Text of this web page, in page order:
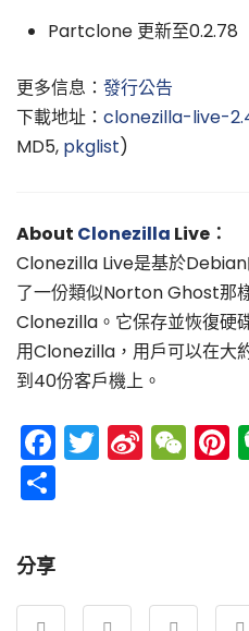
Partclone 更新至0.2.78
更多信息： 發行公告
下載地址： clonezilla-live-
MD5, pkglist)
About Clonezilla Live：
Clonezilla Live是基於
了一份類似Norton Ghost那
Clonezilla。它保存並恢復硬
用Clonezilla，用戶可以在大
到40份客戶機上。
Facebook
Twitter
Sina
Weibo
分享